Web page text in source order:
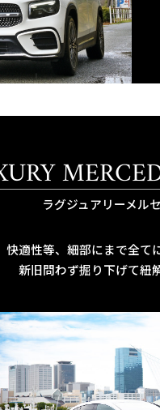
ラグジュアリーメル
適性等、細部にまで全て
新旧問わず掘り下げて紐